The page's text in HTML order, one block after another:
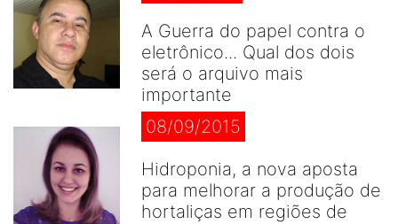
A Guerra do papel contra o
eletrônico... Qual dos dois
será o arquivo mais
importante
08/09/2015
Hidroponia, a nova aposta
para melhorar a produção de
hortaliças em regiões de